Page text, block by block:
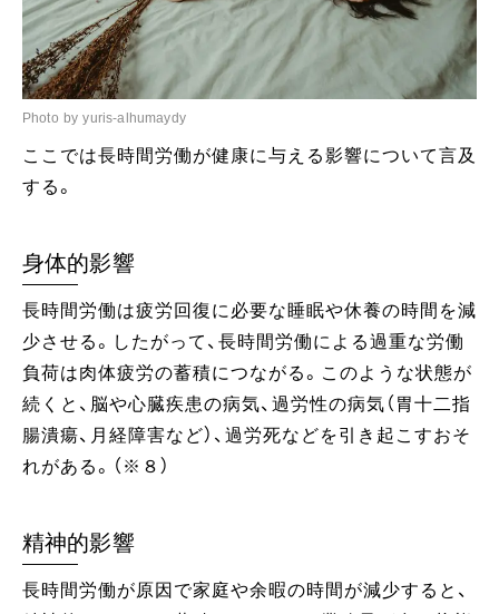
Photo by yuris-alhumaydy
ここでは長時間労働が健康に与える影響について言及
する。
身体的影響
長時間労働は疲労回復に必要な睡眠や休養の時間を減
少させる。したがって、長時間労働による過重な労働
負荷は肉体疲労の蓄積につながる。このような状態が
続くと、脳や心臓疾患の病気、過労性の病気（胃十二指
腸潰瘍、月経障害など）、過労死などを引き起こすおそ
れがある。（※８）
精神的影響
長時間労働が原因で家庭や余暇の時間が減少すると、